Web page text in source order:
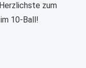
zum
10-Ball!